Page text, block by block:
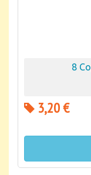
8
3,20 €